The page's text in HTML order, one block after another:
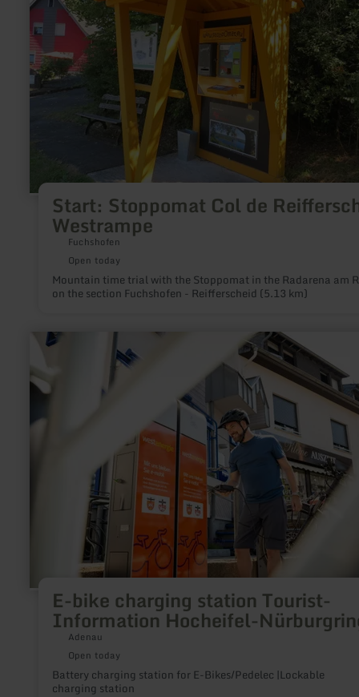
Start: Stoppomat Col de
Westrampe
Fuchshofen
Open today
Mountain time trial with the Stoppomat in the Radarena am
on the section Fuchshofen - Reifferscheid (5.13 km)
Westrampe
E-bike charging station Tourist-
Information Hocheifel-
Adenau
Open today
Battery charging station for E-Bikes/Pedelec |Lockable
charging station
learn
more
bike
Tourist-